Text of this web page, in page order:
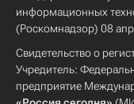
информационных
(Роскомнадзор) 08
Свидетельство о
Учредитель:
предприятие